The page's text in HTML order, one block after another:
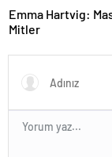
Emma Hartvig:
Mitler